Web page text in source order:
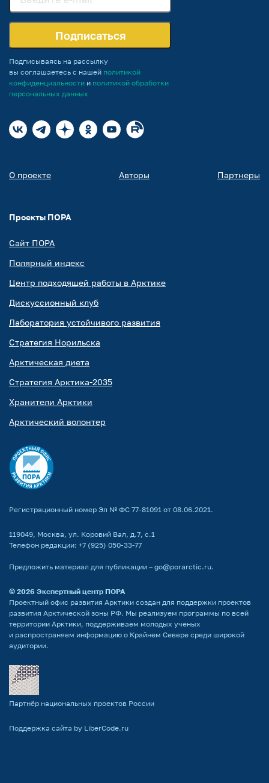
Подписаться
Подписываясь на рассылку
вы соглашаетесь с нашей политикой
конфиденциальности и политикой обработки
персональных данных
О проекте Авторы Партнеры
Проекты ПОРА
Сайт ПОРА
Полярный индекс
Центр подходящей работы в Арктике
Дискуссионный клуб
Лаборатория устойчивого развития
Стратегия Норильска
Арктическая диета
Стратегия Арктика-2035
Хранители Арктики
Арктический волонтер
Регистрационный номер Эл № ФС 77-81091 от 08.06.2021.
119049, Москва, ул. Коровий Вал, д.7, с.1
Телефон редакции: +7 (925) 050-33-77
Предложить материал для публикации – go@porarctic.ru.
© 2026 Экспертный центр ПОРА
Проектный офис развития Арктики создан для поддержки проектов
развития Арктической зоны РФ. Мы реализуем программы по всей
территории Арктики, поддерживаем молодых ученых
и распространяем информацию о Крайнем Севере среди широкой
аудитории.
Партнёр национальных проектов России
Поддержка сайта by LiberCode.ru